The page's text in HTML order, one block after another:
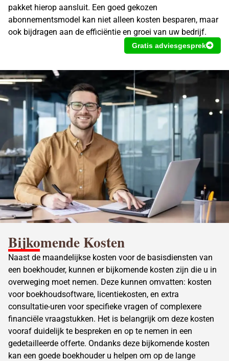
pakket hierop aansluit. Een goed gekozen
abonnementsmodel kan niet alleen kosten besparen, maar
ook bijdragen aan de efficiëntie en groei van uw bedrijf.
Gratis adviesgesprek
Bijkomende Kosten
Naast de maandelijkse kosten voor de basisdiensten van
een boekhouder, kunnen er bijkomende kosten zijn die u in
overweging moet nemen. Deze kunnen omvatten: kosten
voor boekhoudsoftware, licentiekosten, en extra
consultatie-uren voor specifieke vragen of complexere
financiële vraagstukken. Het is belangrijk om deze kosten
vooraf duidelijk te bespreken en op te nemen in een
gedetailleerde offerte. Ondanks deze bijkomende kosten
kan een goede boekhouder u helpen om op de lange